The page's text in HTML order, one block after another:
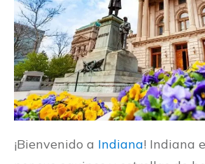
¡Bienvenido a Indiana! Indiana